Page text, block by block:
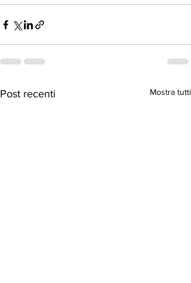
Post recenti Mostra tutti